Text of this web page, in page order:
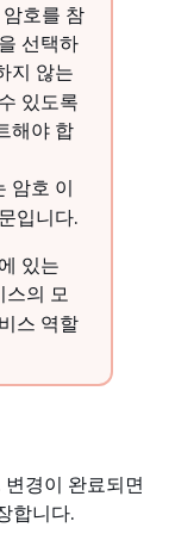
호를 참
선택하
지 않는
있도록
해야 합
암호 이
입니다.
있는
스의 모
스 역할
경이 완료되면
합니다.